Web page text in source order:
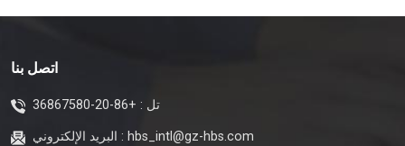
اتصل بنا
تل : +86-20-36867580
البريد الإلكتروني : hbs_intl@gz-hbs.com